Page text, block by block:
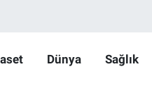
Dünya Sağlık